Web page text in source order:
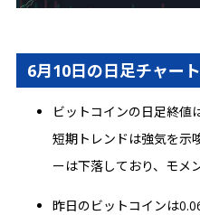
6月10日の日足チャート
ビットコインの日足終値
短期トレンドは強気を示
ーは下落しており、モメ
昨日のビットコインは